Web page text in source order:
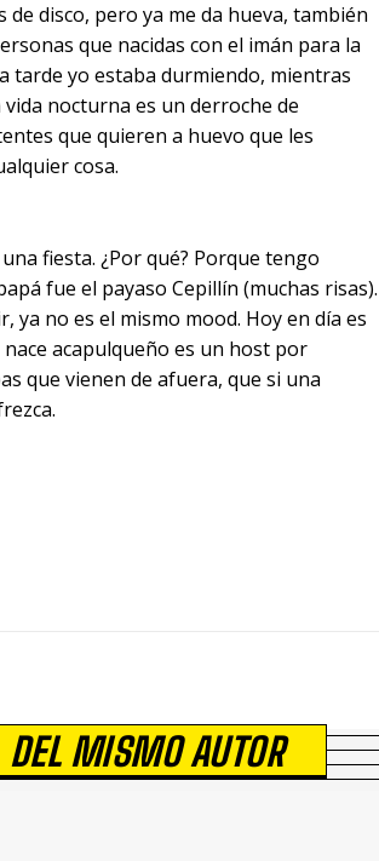
de disco, pero ya me da hueva, también
que nacidas con el imán para la
tarde yo estaba durmiendo, mientras
nocturna es un derroche de
que quieren a huevo que les
cosa.
fiesta. ¿Por qué? Porque tengo
fue el payaso Cepillín (muchas risas).
no es el mismo mood. Hoy en día es
nace acapulqueño es un host por
que vienen de afuera, que si una
DEL MISMO AUTOR